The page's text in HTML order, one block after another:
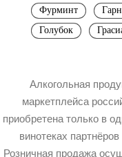
Фурминт
Голубок
Алкогольная
маркетплейса
приобретена только в
винотеках
Розничная продажа